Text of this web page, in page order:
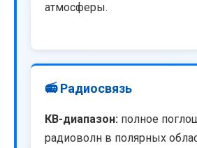
атмосферы.
📻 Радиосвязь
КВ-диапазон: полное
радиоволн в полярных